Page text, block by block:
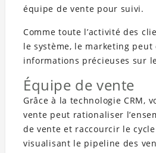
équipe de vente pour suivi.
Comme toute l’activité des
le système, le marketing peut
informations précieuses sur
Équipe de vente
Grâce à la technologie CRM,
vente peut rationaliser
de vente et raccourcir le
visualisant le pipeline des